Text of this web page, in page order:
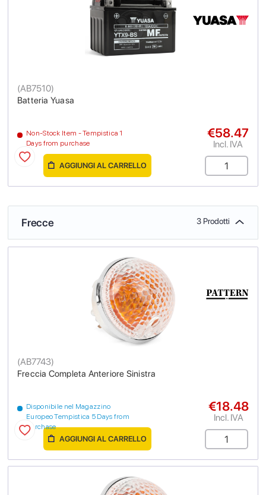
Batteria Yuasa
(AB7510)
Non-Stock Item - Tempistica 1
Days from purchase
€58.47
Incl. IVA
AGGIUNGI AL CARRELLO
Frecce 3 Prodotti
Freccia Completa Anteriore Sinistra
(AB7743)
Disponibile nel Magazzino
Europeo Tempistica 5 Days from
purchase
€18.48
Incl. IVA
AGGIUNGI AL CARRELLO